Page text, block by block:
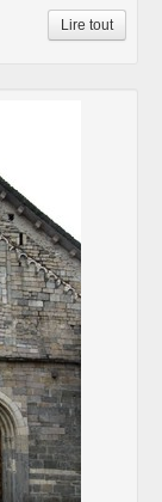
Lire tout